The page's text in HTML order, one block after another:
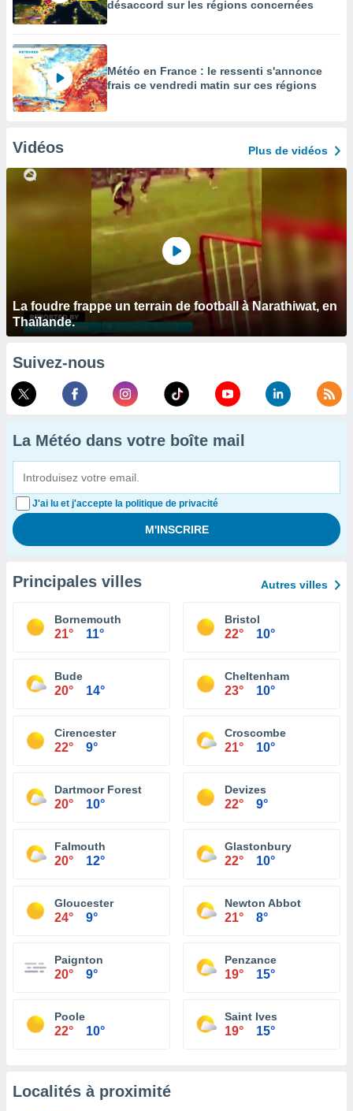
désaccord sur les régions concernées
Météo en France : le ressenti s'annonce
frais ce vendredi matin sur ces régions
Vidéos Plus de vidéos
La foudre frappe un terrain de football à Narathiwat, en
Thaïlande.
Suivez-nous
La Météo dans votre boîte mail
J'ai lu et j'accepte la politique de privacité
Principales villes Autres villes
Bornemouth
21° 11°
Bristol
22° 10°
Bude
20° 14°
Cheltenham
23° 10°
Cirencester
22° 9°
Croscombe
21° 10°
Dartmoor Forest
20° 10°
Devizes
22° 9°
Falmouth
20° 12°
Glastonbury
22° 10°
Gloucester
24° 9°
Newton Abbot
21° 8°
Paignton
20° 9°
Penzance
19° 15°
Poole
22° 10°
Saint Ives
19° 15°
Localités à proximité